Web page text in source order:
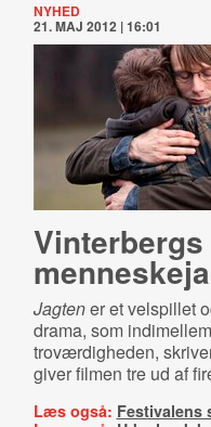
NYHED
21. MAJ 2012 | 16:01
Jagtener et velspillet
drama, som
troværdigheden,
giver filmen tre ud af
Læs også: Festivalens